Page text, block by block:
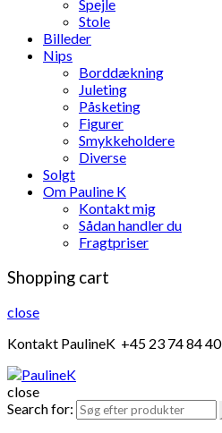
Spejle
Stole
Billeder
Nips
Borddækning
Juleting
Påsketing
Figurer
Smykkeholdere
Diverse
Solgt
Om Pauline K
Kontakt mig
Sådan handler du
Fragtpriser
Shopping cart
close
Kontakt PaulineK +45 23 74 84 40
close
Search for: